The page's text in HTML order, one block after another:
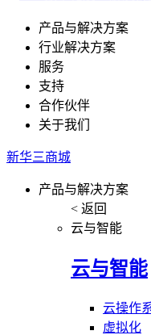
产品与解决方案
行业解决方案
服务
支持
合作伙伴
关于我们
新华三商城
产品与解决方案
< 返回
云与智能
云与智能
云操作
虚拟化